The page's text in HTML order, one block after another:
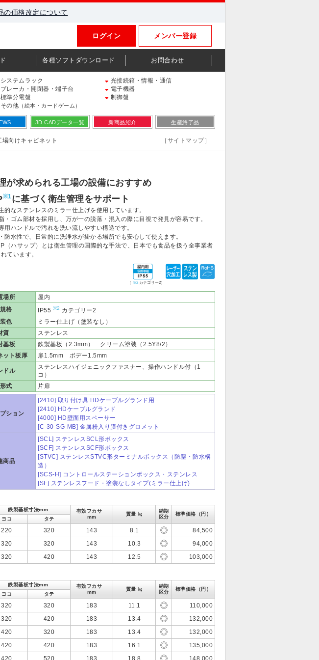
の価格改定について
メンバー登録
ログイン
各種ソフトダウンロード お問合わせ
システムラック
光接続箱・情報・通信
ブレーカ・開閉器・端子台
電子機器
標準分電盤
制御盤
その他 （絵本・カードゲーム）
3D CADデータ一覧 新商品紹介 生産終了品
向けキャビネット ［サイトマップ］
が求められる工場の設備におすすめ
※1に基づく衛生管理をサポート
的なステンレスのミラー仕上げを使用しています。
・ゴム部材を採用し、万が一の脱落・混入の際に目視で発見が容易です。
用ハンドルで汚れを洗い流しやすい構造です。
防水性で、日常的に洗浄水が掛かる場所でも安心して使えます。
（ハサップ）とは衛生管理の国際的な手法で、日本でも食品を扱う全事業者
ています。
（ ※2 カテゴリー2）
場所
屋内
規格
IP55 ※2 カテゴリー2
色
ミラー仕上げ（塗装なし）
質
ステンレス
基板
鉄製基板（2.3mm） クリーム塗装（2.5Y8/2）
ット板厚
扉1.5mm ボデー1.5mm
ドル
ステンレスハイジェニックファスナー、操作ハンドル付（1
コ）
式
片扉
ション
[2410] 取り付け具 HDケーブルグランド用
[2410] HDケーブルグランド
[4000] HD壁面用スペーサー
[C-30-SG-MB] 金属粉入り膜付きグロメット
商品
[SCL] ステンレスSCL形ボックス
[SCF] ステンレスSCF形ボックス
[STVC] ステンレスSTVC形ターミナルボックス（防塵・防水構
造）
[SCS-H] コントロールステーションボックス・ステンレス
[SF] ステンレスフード・塗装なしタイプ(ミラー仕上げ)
鉄製基板寸法mm
有効フカサ
mm
質量 ㎏
納期
区分
標準価格（円）
ヨコ タテ
220 320 143 8.1
84,500
320 320 143 10.3
94,000
320 420 143 12.5 103,000
鉄製基板寸法mm
有効フカサ
mm
質量 ㎏
納期
区分
標準価格（円）
ヨコ タテ
320 320 183 11.1
110,000
320 420 183 13.4
132,000
420 320 183 13.4
132,000
420 420 183 16.1
135,000
420 520 183 18.8 148,000